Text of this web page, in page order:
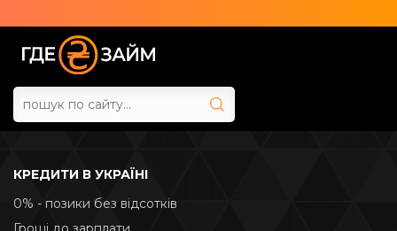
КРЕДИТИ В УКРАЇНІ
0% - позики без відсотків